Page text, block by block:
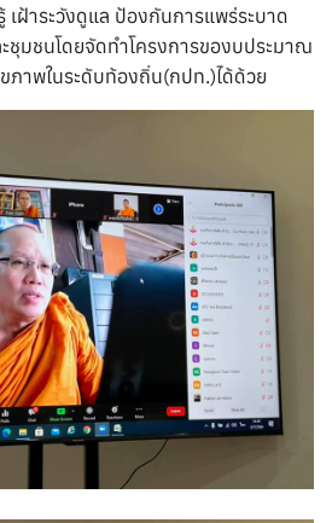
ฝ้าระวังดูแล ป้องกันการแพร่ระบาด
ชุมชนโดยจัดทำโครงการของบประมาณ
าพในระดับท้องถิ่น(กปท.)ได้ด้วย